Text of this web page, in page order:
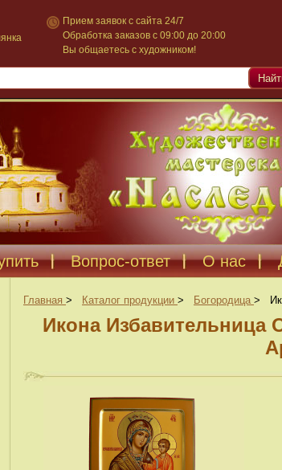
Прием заявок с сайта 24/7
Обработка заказов с 09:00 до 20:00
Вы общаетесь с художником!
Вопрос-ответ О нас
Главная > Каталог продукции > Богородица >
Икона Избавительница